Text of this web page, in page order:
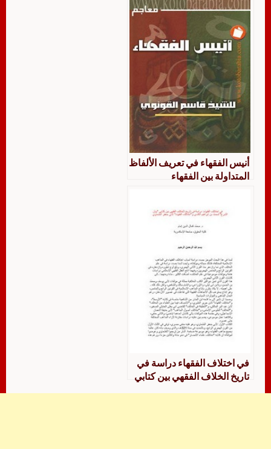
أنيس الفقهاء في تعريف الألفاظ
المتداولة بين الفقهاء
في اختلاف الفقهاء دراسة في
تاريخ الخلاف الفقهي بين كتابي